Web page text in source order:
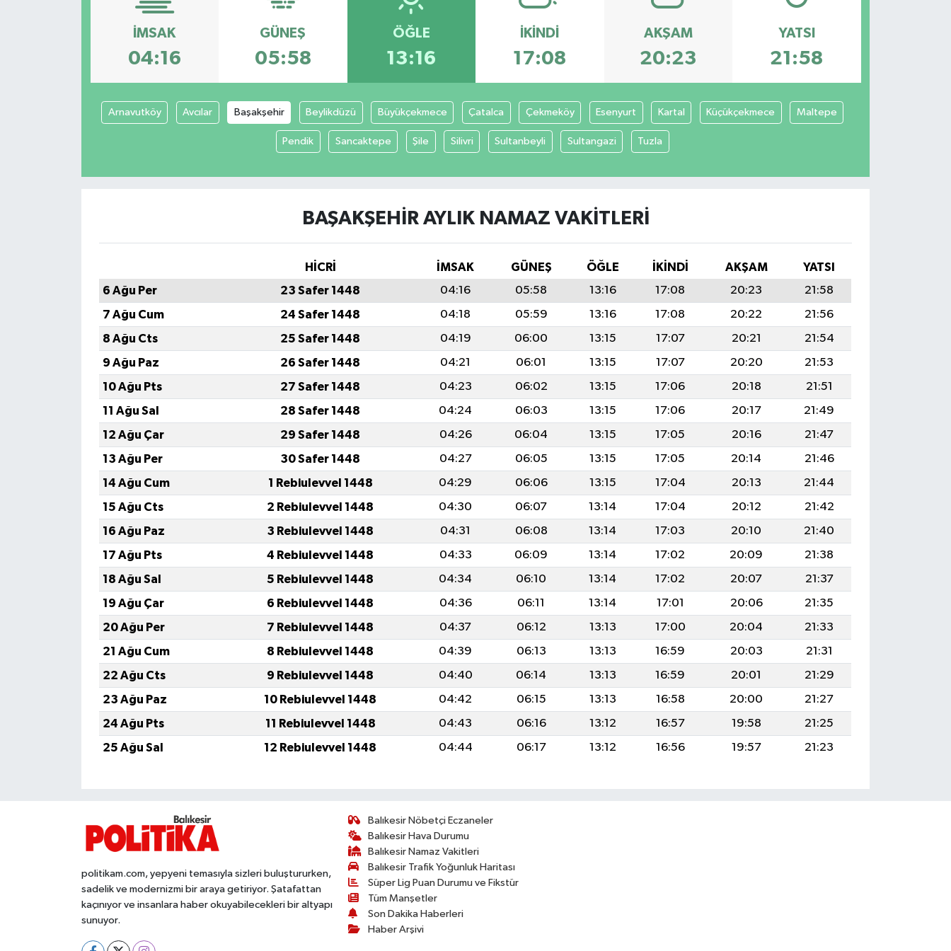
İMSAK
04:16
GÜNEŞ
05:58
ÖĞLE
13:16
İKINDI
17:08
AKŞAM
20:23
YATSI
21:58
Arnavutköy Avcılar Başakşehir Beylikdüzü Büyükçekmece Çatalca Çekmeköy Esenyurt Kartal Küçükçekmece Maltepe
Pendik Sancaktepe Şile Silivri Sultanbeyli Sultangazi Tuzla
BAŞAKŞEHIR AYLIK NAMAZ VAKITLERI
HİCRİ İMSAK GÜNEŞ ÖĞLE İKINDI AKŞAM
YATSI
6 Ağu Per
23 Safer 1448 04:16 05:58 13:16 17:08 20:23
21:58
7 Ağu Cum
24 Safer 1448 04:18 05:59 13:16 17:08 20:22
21:56
8 Ağu Cts
25 Safer 1448 04:19 06:00 13:15 17:07 20:21
21:54
9 Ağu Paz
26 Safer 1448 04:21 06:01 13:15 17:07 20:20
21:53
10 Ağu Pts
27 Safer 1448 04:23 06:02 13:15 17:06 20:18
21:51
11 Ağu Sal
28 Safer 1448 04:24 06:03 13:15 17:06 20:17
21:49
12 Ağu Çar
29 Safer 1448 04:26 06:04 13:15 17:05 20:16
21:47
13 Ağu Per
30 Safer 1448 04:27 06:05 13:15 17:05 20:14
21:46
14 Ağu Cum
1 Rebiulevvel 1448 04:29 06:06 13:15 17:04 20:13
21:44
15 Ağu Cts
2 Rebiulevvel 1448 04:30 06:07 13:14 17:04 20:12
21:42
16 Ağu Paz
3 Rebiulevvel 1448 04:31 06:08 13:14 17:03 20:10
21:40
17 Ağu Pts
4 Rebiulevvel 1448 04:33 06:09 13:14 17:02 20:09
21:38
18 Ağu Sal
5 Rebiulevvel 1448 04:34 06:10 13:14 17:02 20:07
21:37
19 Ağu Çar
6 Rebiulevvel 1448 04:36 06:11 13:14 17:01 20:06
21:35
20 Ağu Per
7 Rebiulevvel 1448 04:37 06:12 13:13 17:00 20:04
21:33
21 Ağu Cum
8 Rebiulevvel 1448 04:39 06:13 13:13 16:59 20:03
21:31
22 Ağu Cts
9 Rebiulevvel 1448 04:40 06:14 13:13 16:59 20:01
21:29
23 Ağu Paz
10 Rebiulevvel 1448 04:42 06:15 13:13 16:58 20:00
21:27
24 Ağu Pts
11 Rebiulevvel 1448 04:43 06:16 13:12 16:57 19:58
21:25
25 Ağu Sal
12 Rebiulevvel 1448 04:44 06:17 13:12 16:56 19:57 21:23
politikam.com, yepyeni temasıyla sizleri buluştururken,
sadelik ve modernizmi bir araya getiriyor. Şatafattan
kaçınıyor ve insanlara haber okuyabilecekleri bir altyapı
sunuyor.
Balıkesir Nöbetçi Eczaneler
Balıkesir Hava Durumu
Balıkesir Namaz Vakitleri
Balıkesir Trafik Yoğunluk Haritası
Süper Lig Puan Durumu ve Fikstür
Tüm Manşetler
Son Dakika Haberleri
Haber Arşivi
KENT GÜNDEMİ
KÜLTÜR-SANAT
OTOMOTİV
Resmi İlanlar
SÜRMANŞET